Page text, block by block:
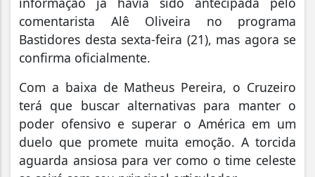
comentarista Alê Oliveira no programa
Bastidores desta sexta-feira (21), mas agora se
confirma oficialmente.
Com a baixa de Matheus Pereira, o Cruzeiro
terá que buscar alternativas para manter o
poder ofensivo e superar o América em um
duelo que promete muita emoção. A torcida
aguarda ansiosa para ver como o time celeste